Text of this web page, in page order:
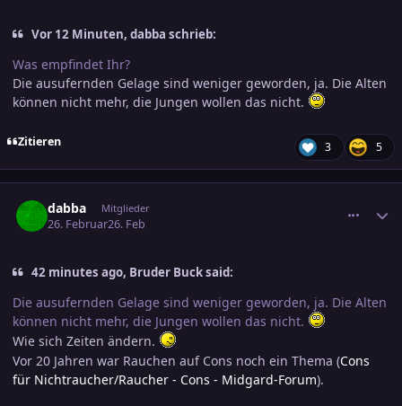
Vor 12 Minuten, dabba schrieb:
Was empfindet Ihr?
Die ausufernden Gelage sind weniger geworden, ja. Die Alten
können nicht mehr, die Jungen wollen das nicht.
Zitieren 3 5
dabba Mitglieder
26. Februar26. Feb
42 minutes ago, Bruder Buck said:
Die ausufernden Gelage sind weniger geworden, ja. Die Alten
können nicht mehr, die Jungen wollen das nicht.
Wie sich Zeiten ändern.
Vor 20 Jahren war Rauchen auf Cons noch ein Thema (Cons
für Nichtraucher/Raucher - Cons - Midgard-Forum).